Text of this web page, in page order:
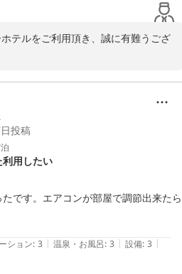
テルをご利用頂き、誠に有難うござ
をいただき有難うございます。
考にさせて頂きます。
す。
けるホテルとなりますようスタッフ
。
エスビーホテルを宜しくお願い致し
待ち申し上げます。
投稿
用したい
です。エアコンが部屋で調節出来たら
あれば
ション: 3 | 温泉・お風呂: 3 | 設備: 3 |